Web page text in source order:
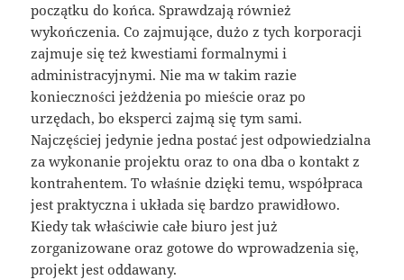
początku do końca. Sprawdzają również
wykończenia. Co zajmujące, dużo z tych korporacji
zajmuje się też kwestiami formalnymi i
administracyjnymi. Nie ma w takim razie
konieczności jeżdżenia po mieście oraz po
urzędach, bo eksperci zajmą się tym sami.
Najczęściej jedynie jedna postać jest odpowiedzialna
za wykonanie projektu oraz to ona dba o kontakt z
kontrahentem. To właśnie dzięki temu, współpraca
jest praktyczna i układa się bardzo prawidłowo.
Kiedy tak właściwie całe biuro jest już
zorganizowane oraz gotowe do wprowadzenia się,
projekt jest oddawany.